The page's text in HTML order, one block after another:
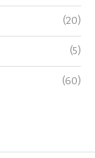
(20)
(5)
(60)